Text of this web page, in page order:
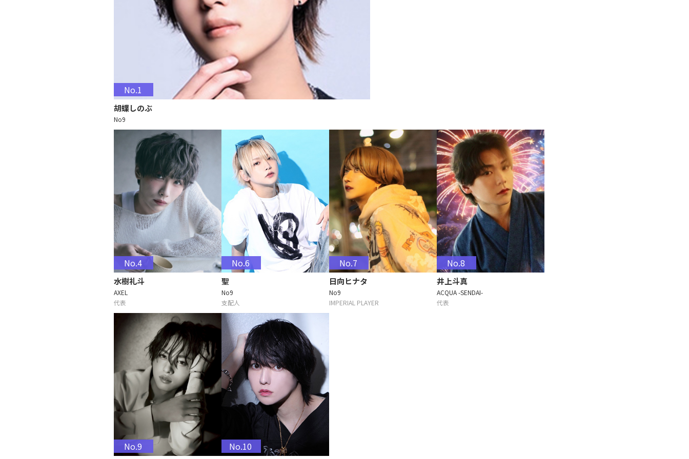
No.1
胡蝶しのぶ
No9
No.4
水樹礼斗
AXEL
代表
No.6
聖
No9
支配人
No.7
日向ヒナタ
No9
IMPERIAL PLAYER
No.8
井上斗真
ACQUA -SENDAI-
代表
No.9 No.10